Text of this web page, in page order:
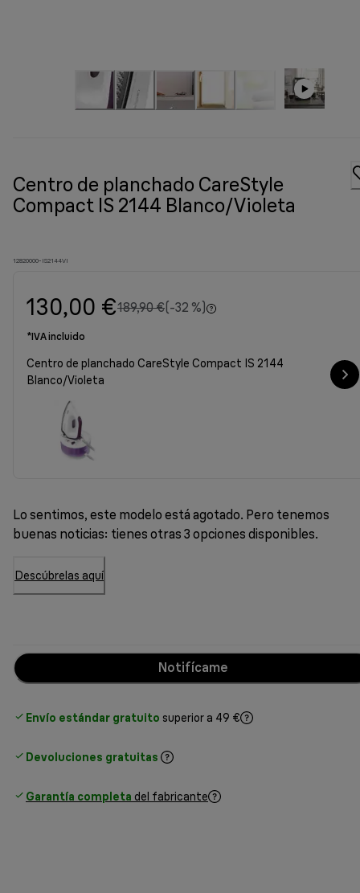
Centro de planchado CareStyle
Compact IS 2144 Blanco/Violeta
12820000-IS2144VI
130,00 €189,90 €precio original 189,90 €
(-32 %)
*IVA incluido
Centro de planchado CareStyle Compact IS 2144
Blanco/Violeta
Lo sentimos, este modelo está agotado. Pero tenemos
buenas noticias: tienes otras 3 opciones disponibles.
Descúbrelas aquí
Notifícame
Envío estándar gratuito superior a 49 €
Devoluciones gratuitas
Garantía completa del fabricante